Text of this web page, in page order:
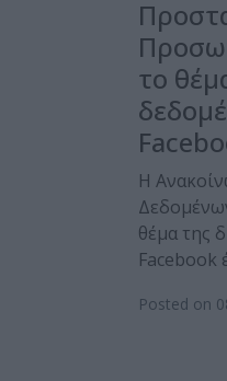
το
H
θέμα της
Facebook
Posted on